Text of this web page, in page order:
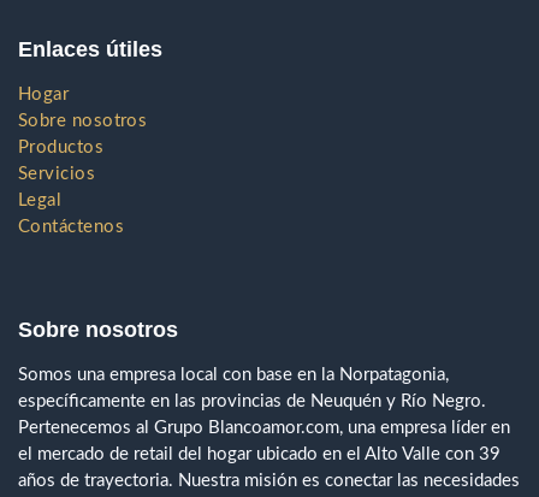
Enlaces útiles
Hogar
Sobre nosotros
Productos
Servicios
Legal
Contáctenos
Sobre nosotros
Somos una empresa local con base en la Norpatagonia,
específicamente en las provincias de Neuquén y Río Negro.
Pertenecemos al Grupo Blancoamor.com, una empresa líder en
el mercado de retail del hogar ubicado en el Alto Valle con 39
años de trayectoria. Nuestra misión es conectar las necesidades